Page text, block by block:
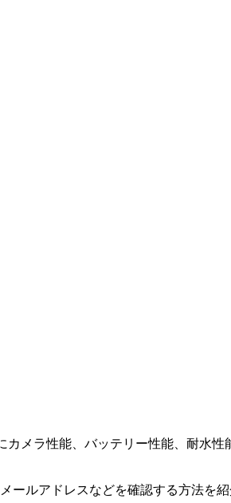
メラ性能、バッテリー性能、耐水性
ルアドレスなどを確認する方法を紹